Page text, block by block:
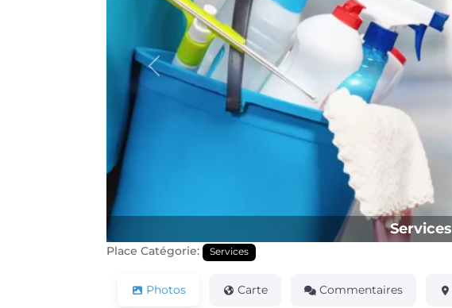
Services
Précédente
Place Catégorie: Services
Photos Carte Commentaires